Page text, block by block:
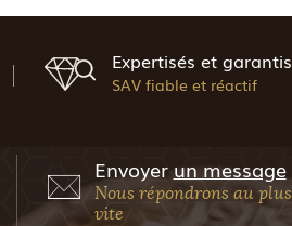
Expertisés et garantis
SAV fiable et réactif
Envoyer un message
Nous répondrons au plus
vite